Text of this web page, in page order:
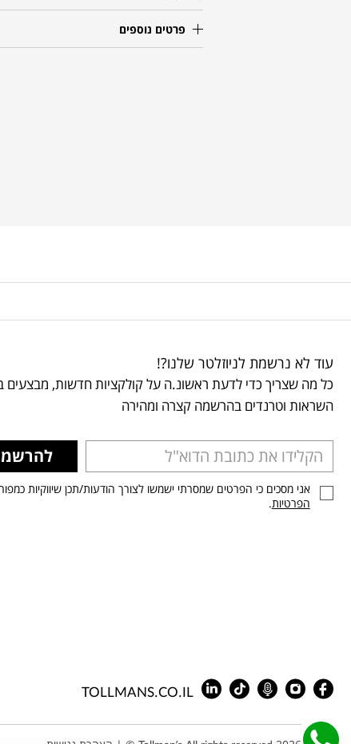
פרטים נוספים
עוד לא נרשמת לניוזלטר שלנו?!
כל מה שצריך כדי לדעת ראשונ.ה על קולקציות חדשות, מבצעים
השראות וטרנדים בהרשמה קצרה ומהירה
אני מסכים כי הפרטים שמסרתי ישמשו לצורך הודעות/תכן שיווקיות
הפרטיות.
TOLLMANS.CO.IL